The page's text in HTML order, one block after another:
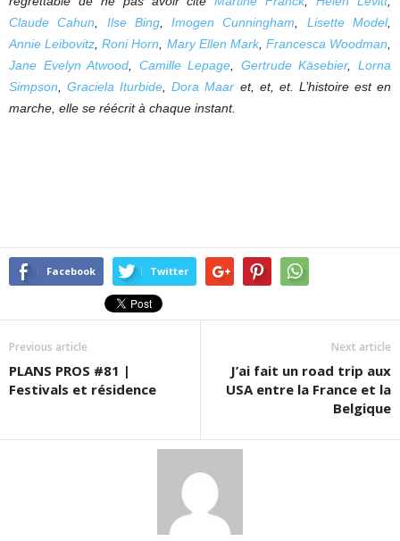
Claude Cahun
Ilse Bing,Imogen Cunningham Lisette Model,
Annie Leibovitz ,Roni Horn Mary Ellen Mark, Francesca Woodman
Jane Evelyn Atwood
Camille Lepage Gertrude Käsebier,Lorna
Simpson ,Graciela Iturbide ,Dora Maar et, et, et. L’histoire est en
marche, elle se réécrit à chaque instant.
Facebook Twitter
Previous article
PLANS PROS #81 |
Festivals et résidence
Next article
J’ai fait un road trip aux
USA entre la France et la
Belgique